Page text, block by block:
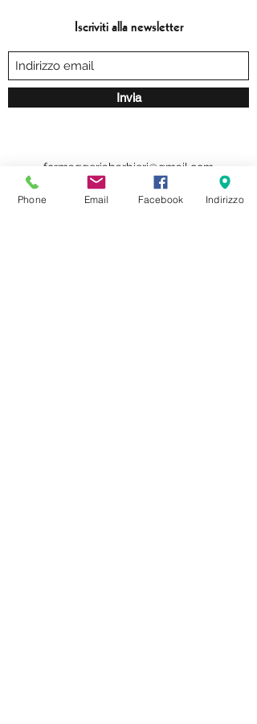
Iscriviti alla newsletter
Invia
formaggeriabarbieri@gmail.com
Phone Email Facebook Indirizzo